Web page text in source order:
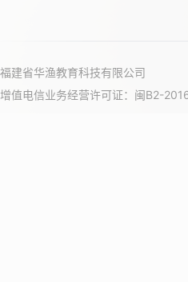
福建省华渔教育科技有限公司
增值电信业务经营许可证：闽B2-